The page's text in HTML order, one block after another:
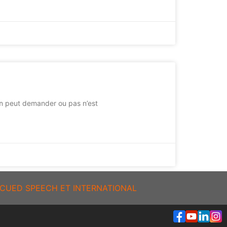
peut demander ou pas n’est
CUED SPEECH ET INTERNATIONAL